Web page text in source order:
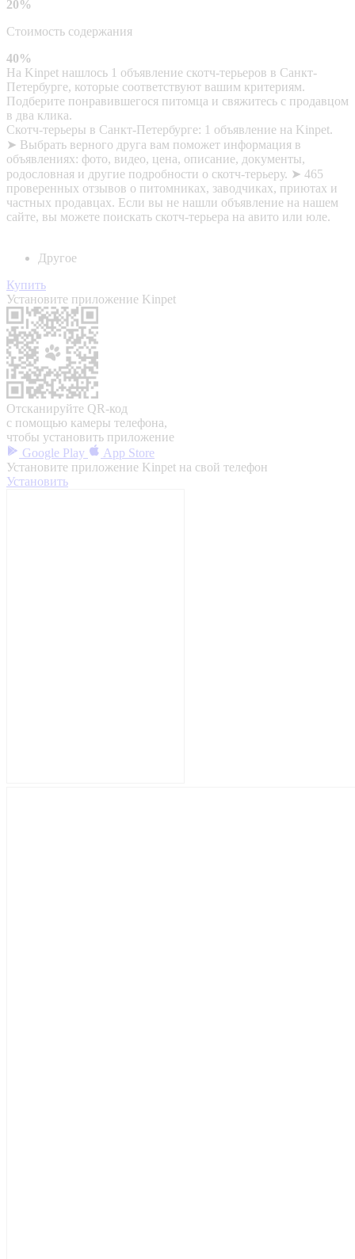
20%
Стоимость содержания
40%
На Kinpet нашлось 1 объявление скотч-терьеров в Санкт-
Петербурге, которые соответствуют вашим критериям.
Подберите понравившегося питомца и свяжитесь с продавцом
в два клика.
Скотч-терьеры в Санкт-Петербурге: 1 объявление на Kinpet.
➤ Выбрать верного друга вам поможет информация в
объявлениях: фото, видео, цена, описание, документы,
родословная и другие подробности о скотч-терьеру. ➤ 465
проверенных отзывов о питомниках, заводчиках, приютах и
частных продавцах. Если вы не нашли объявление на нашем
сайте, вы можете поискать скотч-терьера на авито или юле.
Другое
Купить
Установите приложение Kinpet
Отсканируйте QR-код
с помощью камеры телефона,
чтобы установить приложение
Google Play
App Store
Установите приложение Kinpet на свой телефон
Установить